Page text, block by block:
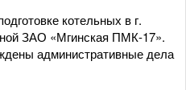
котельных в г.
ЗАО «Мгинская ПМК-17».
административные дела